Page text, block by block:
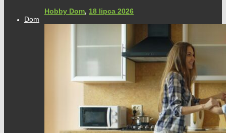
Hobby Dom, 18 lipca 2026
Dom